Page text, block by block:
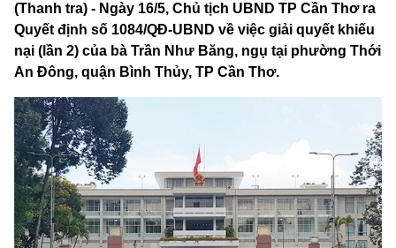
(Thanh tra) - Ngày 16/5, Chủ tịch UBND TP Cần Thơ ra
Quyết định số 1084/QĐ-UBND về việc giải quyết khiếu
nại (lần 2) của bà Trần Như Băng, ngụ tại phường Thới
An Đông, quận Bình Thủy, TP Cần Thơ.